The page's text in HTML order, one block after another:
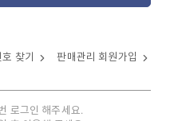
찾기 판매관리 회원가입
로그인 해주세요.